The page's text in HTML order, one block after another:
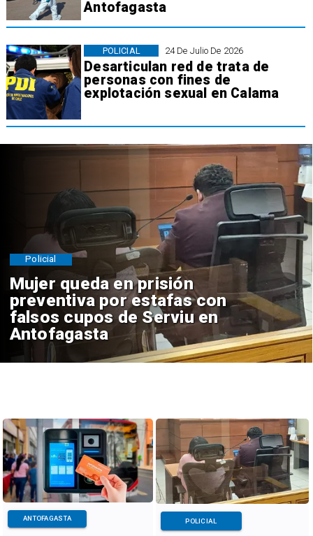
Antofagasta
24 De Julio De 2026
Desarticulan red de trata de
personas con fines de
explotación sexual en Calama
POLICIAL
Mujer queda en prisión
preventiva por estafas con
falsos cupos de Serviu en
Antofagasta
Policial
ANTOFAGASTA POLICIAL